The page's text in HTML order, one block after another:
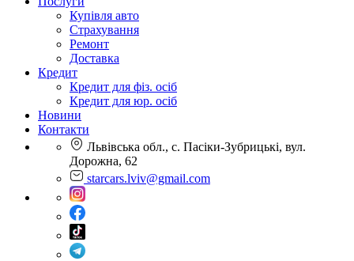
Купівля авто
Страхування
Ремонт
Доставка
Кредит
Кредит для фіз. осіб
Кредит для юр. осіб
Новини
Контакти
Львівська обл., с. Пасіки-Зубрицькі, вул.
Дорожна, 62
starcars.lviv@gmail.com